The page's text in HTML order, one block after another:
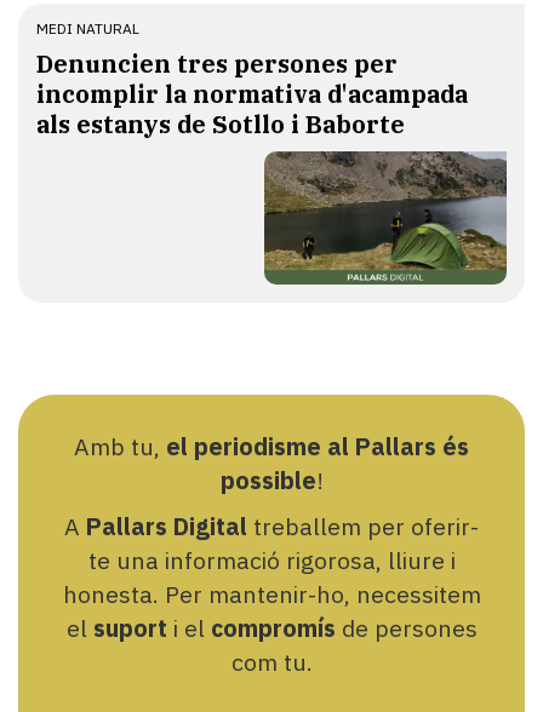
MEDI NATURAL
Denuncien tres persones per
incomplir la normativa d'acampada
als estanys de Sotllo i Baborte
Amb tu, el periodisme al Pallars és
possible!
A Pallars Digital treballem per oferir-
te una informació rigorosa, lliure i
honesta. Per mantenir-ho, necessitem
el suport i el compromís de persones
com tu.